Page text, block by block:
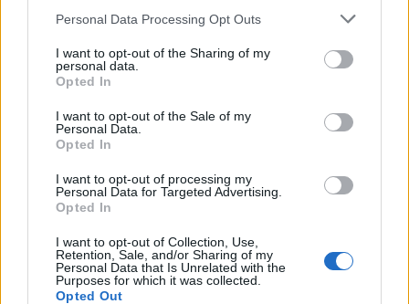
Personal Data Processing Opt Outs
I want to opt-out of the Sharing of my
personal data.
Opted In
I want to opt-out of the Sale of my
Personal Data.
Opted In
I want to opt-out of processing my
Personal Data for Targeted Advertising.
Opted In
I want to opt-out of Collection, Use,
Retention, Sale, and/or Sharing of my
Personal Data that Is Unrelated with the
Purposes for which it was collected.
Opted Out
Άνοδος στη χρήση chatbots για
εμπιστοσύνη στα μέσα
που ενισχύουν την αισιοδοξία
07/08/26
ESET: Οι πράκτορες τεχνητής
νοημοσύνης φέρνουν νέες